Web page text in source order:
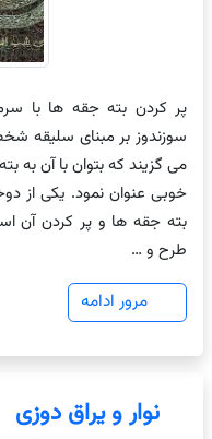
پر کردن بته جقه ها با
سوزندوز بر مبنای سلیقه
می گزیند که بتوان با آن به
خوبی عنوان نمود. یکی از
بته جقه ها و پر کردن آن
طرح و …
مرور ادامه
نوار و یراق دوزی